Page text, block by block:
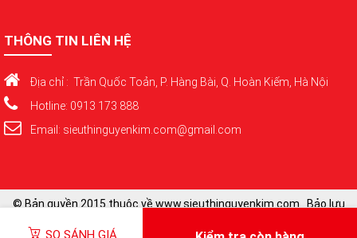
SO SÁNH GIÁ
THÔNG TIN LIÊN HỆ
Địa chỉ : Trần Quốc Toản, P. Hàng Bài, Q. Hoàn Kiếm, Hà Nội
Hotline: 0913 173 888
Email: sieuthinguyenkim.com@gmail.com
© Bản quyền 2015 thuộc về www.sieuthinguyenkim.com . Bảo lưu